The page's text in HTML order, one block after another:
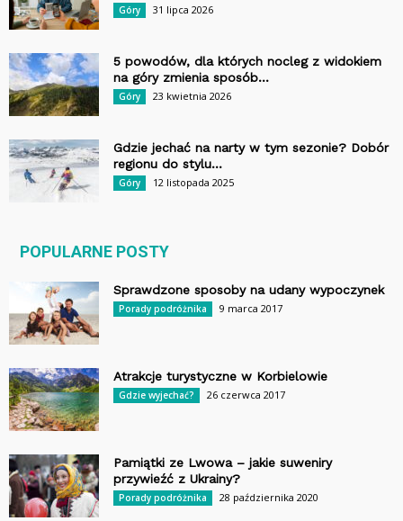
Góry 31 lipca 2026
5 powodów, dla których nocleg z widokiem
na góry zmienia sposób...
Góry 23 kwietnia 2026
Gdzie jechać na narty w tym sezonie? Dobór
regionu do stylu...
Góry 12 listopada 2025
POPULARNE POSTY
Sprawdzone sposoby na udany wypoczynek
Porady podróżnika 9 marca 2017
Atrakcje turystyczne w Korbielowie
Gdzie wyjechać? 26 czerwca 2017
Pamiątki ze Lwowa – jakie suweniry
przywieźć z Ukrainy?
Porady podróżnika 28 października 2020